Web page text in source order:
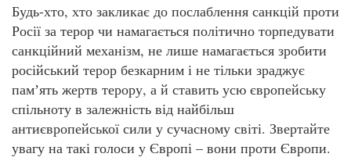
Будь-хто, хто закликає до послаблення санкцій проти
Росії за терор чи намагається політично торпедувати
санкційний механізм, не лише намагається зробити
російський терор безкарним і не тільки зраджує
памʼять жертв терору, а й ставить усю європейську
спільноту в залежність від найбільш
антиєвропейської сили у сучасному світі. Звертайте
увагу на такі голоси у Європі – вони проти Європи.